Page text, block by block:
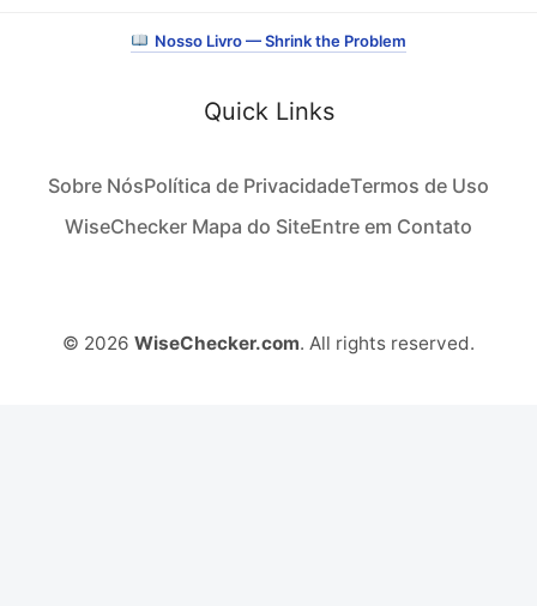
Nosso Livro — Shrink the Problem
Quick Links
Sobre NósPolítica de PrivacidadeTermos de Uso
WiseChecker Mapa do SiteEntre em Contato
© 2026 WiseChecker.com. All rights reserved.